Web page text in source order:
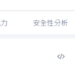
安全性分析